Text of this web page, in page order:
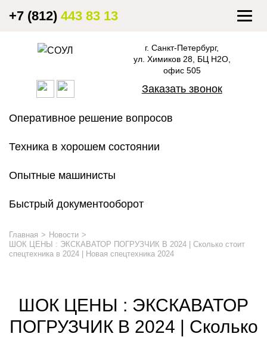
г. Санкт-Петербург,
ул. Химиков 28, БЦ Н2О,
офис 505
Заказать звонок
+7 (812) 443 83 13
Оперативное решение вопросов
Техника в хорошем состоянии
Опытные машинисты
Быстрый документооборот
Главная
Новости
ШОК ЦЕНЫ : ЭКСКАВАТОР ПОГРУЗЧИК В 2024 | Сколько стоит
спецтехника в 2024 | Новая спецтехника 2024
ШОК ЦЕНЫ : ЭКСКАВАТОР
ПОГРУЗЧИК В 2024 | Сколько